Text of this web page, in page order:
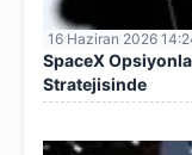
16 Haziran 2026
SpaceX
Stratejisinde